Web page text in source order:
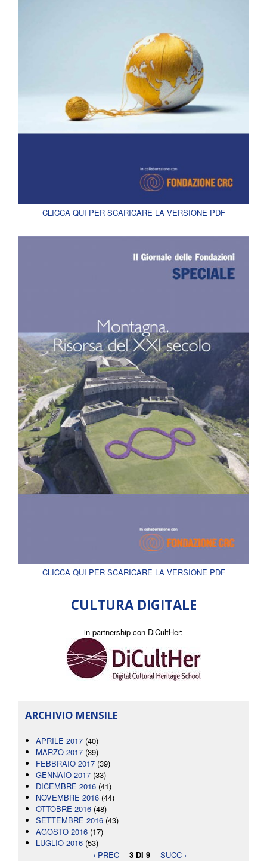
CLICCA QUI PER SCARICARE LA VERSIONE PDF
CLICCA QUI PER SCARICARE LA VERSIONE PDF
CULTURA DIGITALE
in partnership con DiCultHer:
ARCHIVIO MENSILE
APRILE 2017 (40)
MARZO 2017 (39)
FEBBRAIO 2017 (39)
GENNAIO 2017 (33)
DICEMBRE 2016 (41)
NOVEMBRE 2016 (44)
OTTOBRE 2016 (48)
SETTEMBRE 2016 (43)
AGOSTO 2016 (17)
LUGLIO 2016 (53)
‹ PREC
3 DI 9 SUCC ›